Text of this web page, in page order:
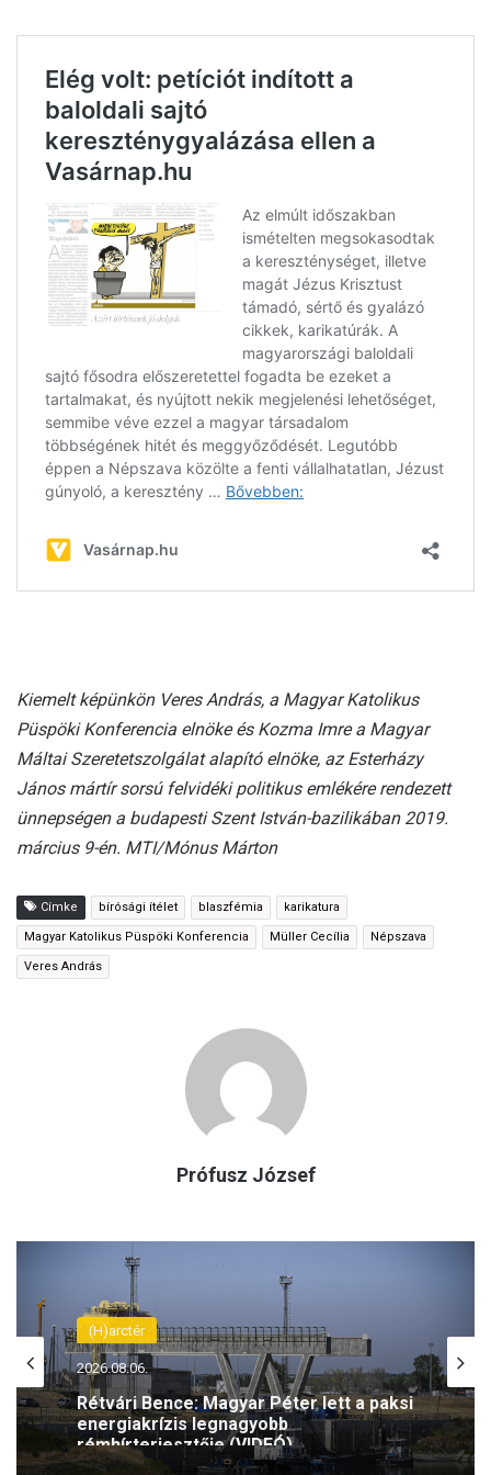
Kiemelt képünkön Veres András, a Magyar Katolikus
Püspöki Konferencia elnöke és Kozma Imre a Magyar
Máltai Szeretetszolgálat alapító elnöke, az Esterházy
János mártír sorsú felvidéki politikus emlékére rendezett
ünnepségen a budapesti Szent István-bazilikában 2019.
március 9-én. MTI/Mónus Márton
Címke bírósági ítélet blaszfémia karikatura
Magyar Katolikus Püspöki Konferencia Müller Cecília Népszava
Veres András
Prófusz József
(H)arctér
2026.08.06.
Rétvári Bence: Magyar Péter lett a paksi
energiakrízis legnagyobb
rémhírterjesztője (VIDEÓ)